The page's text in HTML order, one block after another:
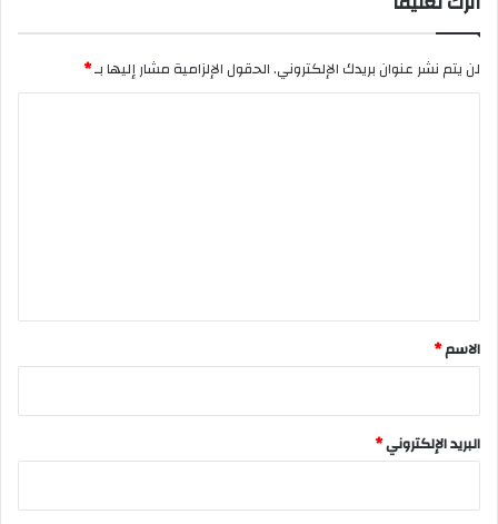
لن يتم نشر عنوان بريدك الإلكتروني.الحقول الإلزامية مشار إليها بـ*
*
الاسم*
البريد الإلكتروني*